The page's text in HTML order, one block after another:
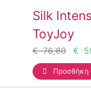
Silk
ToyJoy
€ 76,80 €
Προσθήκη